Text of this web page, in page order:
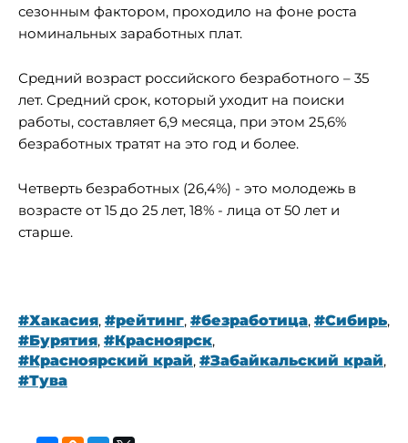
сезонным фактором, проходило на фоне роста
номинальных заработных плат.
Средний возраст российского безработного – 35
лет. Средний срок, который уходит на поиски
работы, составляет 6,9 месяца, при этом 25,6%
безработных тратят на это год и более.
Четверть безработных (26,4%) - это молодежь в
возрасте от 15 до 25 лет, 18% - лица от 50 лет и
старше.
#Хакасия, #рейтинг, #безработица, #Сибирь,
#Бурятия, #Красноярск,
#Красноярский край, #Забайкальский край,
#Тува